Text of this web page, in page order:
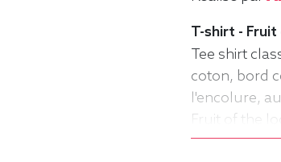
T-shirt -
Tee shirt
coton, bord
l'encolure,
Fruit of the